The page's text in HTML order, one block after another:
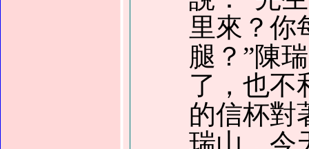
里來？你
腿？”陳
了，也不
的信杯對